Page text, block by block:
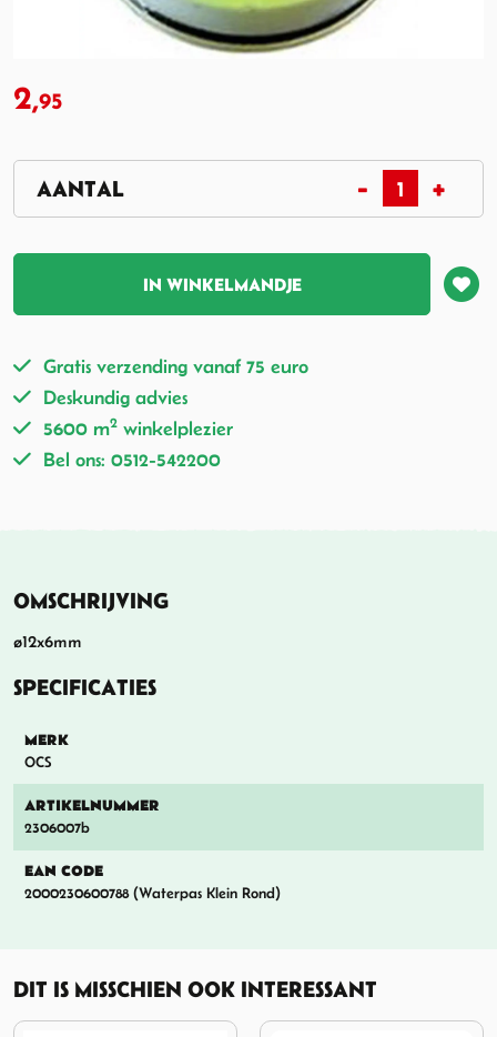
2,95
IN WINKELMANDJE
Gratis verzending vanaf 75 euro
Deskundig advies
5600 m2 winkelplezier
Bel ons: 0512-542200
OMSCHRIJVING
ø12x6mm
SPECIFICATIES
MERK
OCS
ARTIKELNUMMER
2306007b
EAN CODE
2000230600788 (Waterpas Klein Rond)
DIT IS MISSCHIEN OOK INTERESSANT